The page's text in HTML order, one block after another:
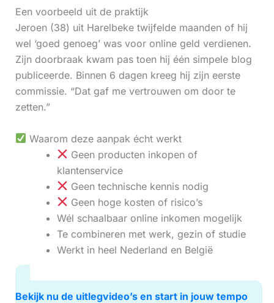
Een voorbeeld uit de praktijk
Jeroen (38) uit Harelbeke twijfelde maanden of hij
wel ‘goed genoeg’ was voor online geld verdienen.
Zijn doorbraak kwam pas toen hij één simpele blog
publiceerde. Binnen 6 dagen kreeg hij zijn eerste
commissie. “Dat gaf me vertrouwen om door te
zetten.”
Waarom deze aanpak écht werkt
Geen producten inkopen of
klantenservice
Geen technische kennis nodig
Geen hoge kosten of risico’s
Wél schaalbaar online inkomen mogelijk
Te combineren met werk, gezin of studie
Werkt in heel Nederland en België
Bekijk nu de uitlegvideo’s en start in jouw tempo